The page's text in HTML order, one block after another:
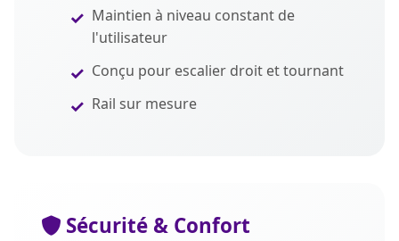
Maintien à niveau constant de
l'utilisateur
Conçu pour escalier droit et tournant
Rail sur mesure
Sécurité & Confort